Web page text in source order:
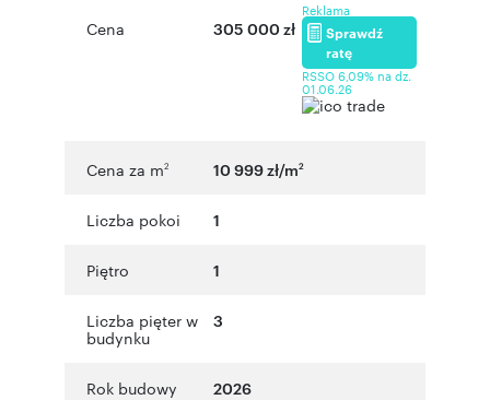
Cena 305 000 zł
Reklama
Sprawdź
ratę
RSSO 6,09% na dz.
01.06.26
Cena za m2 10 999 zł/m2
Liczba pokoi 1
Piętro 1
Liczba pięter w
budynku
3
Rok budowy 2026